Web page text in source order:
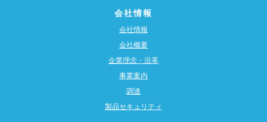
会社情報
会社情報
会社概要
企業理念・沿革
事業案内
調達
製品セキュリティ